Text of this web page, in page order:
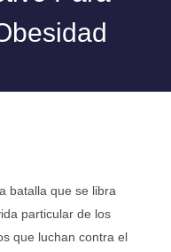
batalla que se libra
particular de los
que luchan contra el